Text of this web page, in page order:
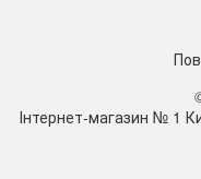
Інтернет-магазин № 1